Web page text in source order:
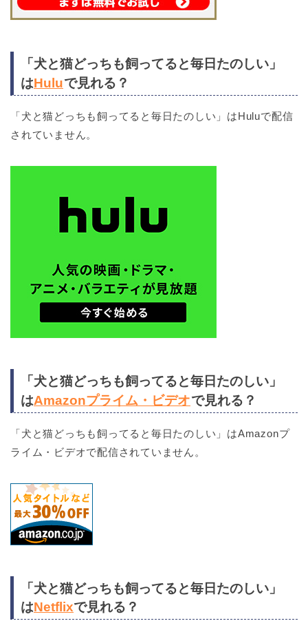
「犬と猫どっちも飼ってると毎日たのしい」
はHuluで見れる？
「犬と猫どっちも飼ってると毎日たのしい」はHuluで配信
されていません。
「犬と猫どっちも飼ってると毎日たのしい」
はAmazonプライム・ビデオで見れる？
「犬と猫どっちも飼ってると毎日たのしい」はAmazonプ
ライム・ビデオで配信されていません。
「犬と猫どっちも飼ってると毎日たのしい」
はNetflixで見れる？